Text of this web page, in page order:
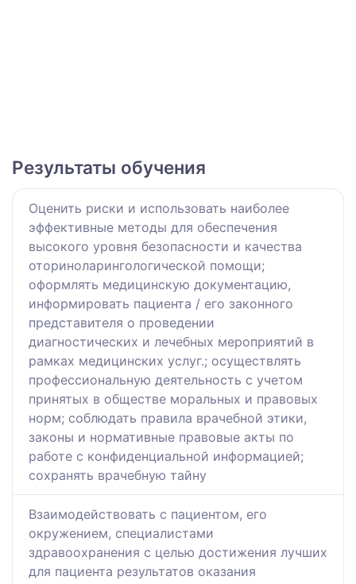
Результаты обучения
Оценить риски и использовать наиболее
эффективные методы для обеспечения
высокого уровня безопасности и качества
оториноларингологической помощи;
оформлять медицинскую документацию,
информировать пациента / его законного
представителя о проведении
диагностических и лечебных мероприятий в
рамках медицинских услуг.; осуществлять
профессиональную деятельность с учетом
принятых в обществе моральных и правовых
норм; соблюдать правила врачебной этики,
законы и нормативные правовые акты по
работе с конфиденциальной информацией;
сохранять врачебную тайну
Взаимодействовать с пациентом, его
окружением, специалистами
здравоохранения с целью достижения лучших
для пациента результатов оказания